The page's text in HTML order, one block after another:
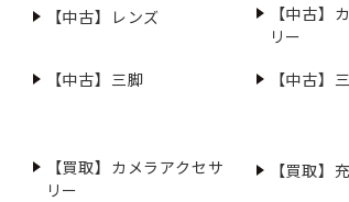
【中古】レンズ
【中古】
リー
【中古】三脚 【中古】
【買取】カメラアクセサ
リー
【買取】